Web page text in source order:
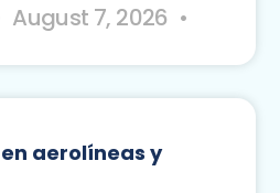
August 7, 2026
aerolíneas y